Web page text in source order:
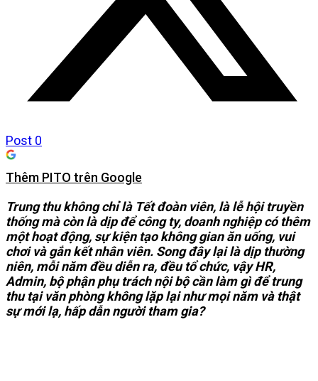
Post 0
Thêm PITO trên Google
Trung thu không chỉ là Tết đoàn viên, là lễ hội truyền
thống mà còn là dịp để công ty, doanh nghiệp có thêm
một hoạt động, sự kiện tạo không gian ăn uống, vui
chơi và gắn kết nhân viên. Song đây lại là dịp thường
niên, mỗi năm đều diễn ra, đều tổ chức, vậy HR,
Admin, bộ phận phụ trách nội bộ cần làm gì để trung
thu tại văn phòng không lặp lại như mọi năm và thật
sự mới lạ, hấp dẫn người tham gia?